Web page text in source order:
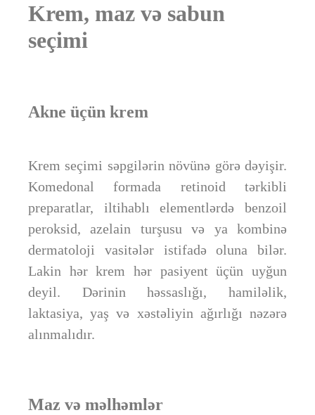
Krem, maz və sabun
seçimi
Akne üçün krem
Krem seçimi səpgilərin növünə görə dəyişir.
Komedonal formada retinoid tərkibli
preparatlar, iltihablı elementlərdə benzoil
peroksid, azelain turşusu və ya kombinə
dermatoloji vasitələr istifadə oluna bilər.
Lakin hər krem hər pasiyent üçün uyğun
deyil. Dərinin həssaslığı, hamiləlik,
laktasiya, yaş və xəstəliyin ağırlığı nəzərə
alınmalıdır.
Maz və məlhəmlər